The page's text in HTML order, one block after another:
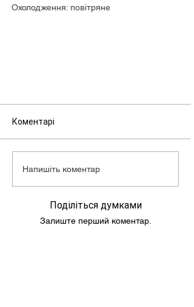
Охолодження: повітряне
Коментарі
Напишіть коментар
Поділіться думками
Залиште перший коментар.